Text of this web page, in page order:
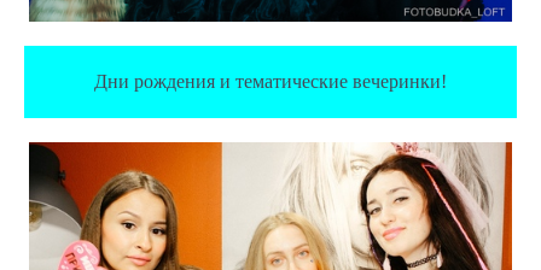
Дни рождения и тематические вечеринки!